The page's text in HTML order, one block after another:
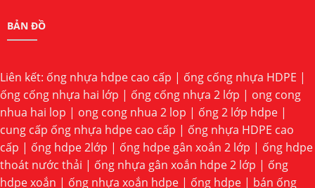
BẢN ĐỒ
Liên kết: ống nhựa hdpe cao cấp | ống cống nhựa HDPE |
ống cống nhựa hai lớp | ống cống nhựa 2 lớp | ong cong
nhua hai lop | ong cong nhua 2 lop | ống 2 lớp hdpe |
cung cấp ống nhựa hdpe cao cấp | ống nhựa HDPE cao
cấp | ống hdpe 2lớp | ống hdpe gân xoắn 2 lớp | ống hdpe
thoát nước thải | ống nhựa gân xoắn hdpe 2 lớp | ống
hdpe xoắn | ống nhựa xoắn hdpe | ống hdpe | bán ống